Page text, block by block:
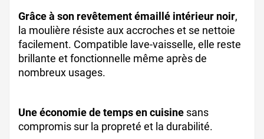
Grâce à son revêtement émaillé intérieur noir,
la moulière résiste aux accroches et se nettoie
facilement. Compatible lave-vaisselle, elle reste
brillante et fonctionnelle même après de
nombreux usages.
Une économie de temps en cuisine sans
compromis sur la propreté et la durabilité.